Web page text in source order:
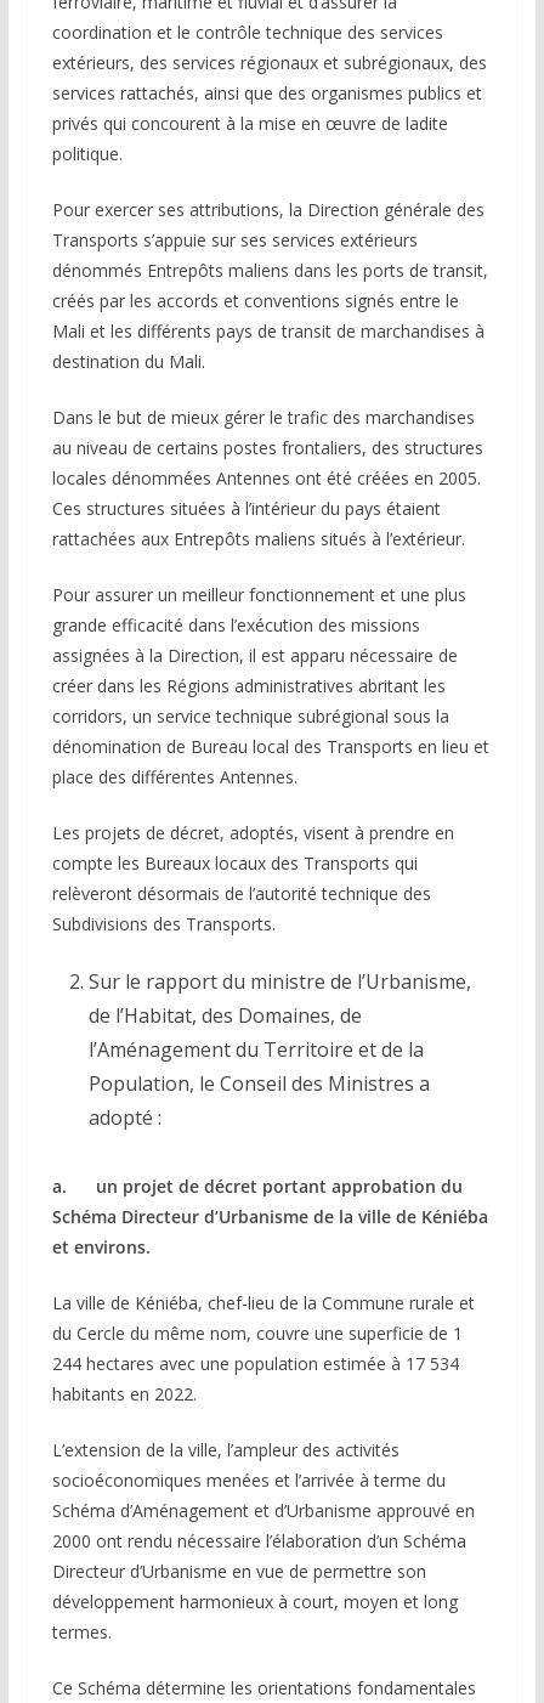
coordination et le contrôle technique des services
extérieurs, des services régionaux et subrégionaux, des
services rattachés, ainsi que des organismes publics et
privés qui concourent à la mise en œuvre de ladite
politique.
Pour exercer ses attributions, la Direction générale des
Transports s’appuie sur ses services extérieurs
dénommés Entrepôts maliens dans les ports de transit,
créés par les accords et conventions signés entre le
Mali et les différents pays de transit de marchandises à
destination du Mali.
Dans le but de mieux gérer le trafic des marchandises
au niveau de certains postes frontaliers, des structures
locales dénommées Antennes ont été créées en 2005.
Ces structures situées à l’intérieur du pays étaient
rattachées aux Entrepôts maliens situés à l’extérieur.
Pour assurer un meilleur fonctionnement et une plus
grande efficacité dans l’exécution des missions
assignées à la Direction, il est apparu nécessaire de
créer dans les Régions administratives abritant les
corridors, un service technique subrégional sous la
dénomination de Bureau local des Transports en lieu et
place des différentes Antennes.
Les projets de décret, adoptés, visent à prendre en
compte les Bureaux locaux des Transports qui
relèveront désormais de l’autorité technique des
Subdivisions des Transports.
Sur le rapport du ministre de l’Urbanisme,
de l’Habitat, des Domaines, de
l’Aménagement du Territoire et de la
Population, le Conseil des Ministres a
adopté :
a. un projet de décret portant approbation du
Schéma Directeur d’Urbanisme de la ville de Kéniéba
et environs.
La ville de Kéniéba, chef-lieu de la Commune rurale et
du Cercle du même nom, couvre une superficie de 1
244 hectares avec une population estimée à 17 534
habitants en 2022.
L’extension de la ville, l’ampleur des activités
socioéconomiques menées et l’arrivée à terme du
Schéma d’Aménagement et d’Urbanisme approuvé en
2000 ont rendu nécessaire l’élaboration d’un Schéma
Directeur d’Urbanisme en vue de permettre son
développement harmonieux à court, moyen et long
termes.
Ce Schéma détermine les orientations fondamentales